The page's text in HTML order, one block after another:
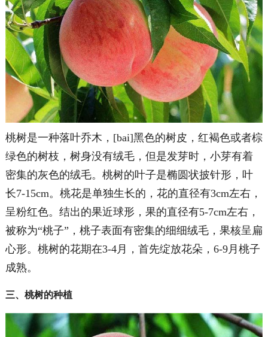
桃树是一种落叶乔木，[bai]黑色的树皮，红褐色或者棕
绿色的树枝，树身没有绒毛，但是发芽时，小芽有着
密集的灰色的绒毛。桃树的叶子是椭圆状披针形，叶
长7-15cm。桃花是单独生长的，花的直径有3cm左右，
呈粉红色。结出的果近球形，果的直径有5-7cm左右，
被称为“桃子”，桃子表面有密集的细细绒毛，果核呈扁
心形。桃树的花期在3-4月，首先绽放花朵，6-9月桃子
成熟。
三、桃树的种植